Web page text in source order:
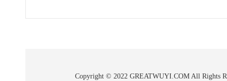
Copyright © 2022 GREATWUYI.COM All Rights